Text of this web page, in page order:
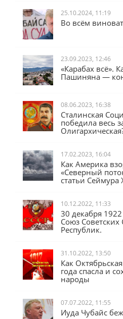
25.10.2024, 11:19
Во всём
23.09.2023, 12:46
«Карабах всё».
Пашиняна —
08.06.2023, 16:38
Сталинская
победила весь
17.02.2023, 16:04
Как Америка
«Северный
статьи Сеймура
10.12.2022, 11:33
30 декабря
Союз Советских
Республик.
31.10.2022, 13:50
Как
года спасла и
народы
07.07.2022, 11:55
Иуда Чубайс